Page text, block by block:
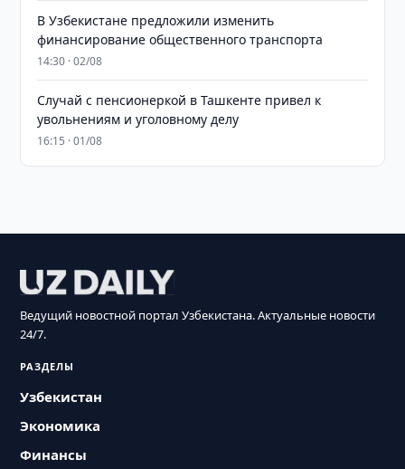
В Узбекистане предложили изменить
финансирование общественного транспорта
14:30 · 02/08
Случай с пенсионеркой в Ташкенте привел к
увольнениям и уголовному делу
16:15 · 01/08
Ведущий новостной портал Узбекистана. Актуальные новости
24/7.
РАЗДЕЛЫ
Узбекистан
Экономика
Финансы